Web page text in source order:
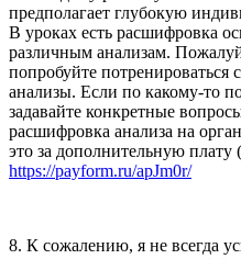
предполагает глубокую
В уроках есть расшифровка
различным анализам.
попробуйте потренироваться
анализы. Если по какому-то
задавайте конкретные
расшифровка анализа на
это за дополнительную плату
https://payform.ru/apJm0r/
8. К сожалению, я не всегда